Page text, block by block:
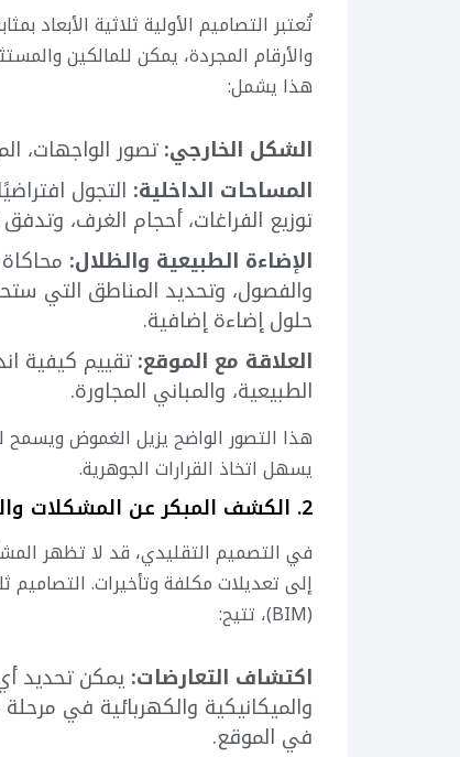
تُعتبر التصاميم الأولية ثلاثية
والأرقام المجردة، يمكن للمالكين
هذا يشمل:
الشكل الخارجي:تصور الواجهات،
المساحات الداخلية: التجول
توزيع الفراغات، أحجام الغرف،
الإضاءة الطبيعية والظلال:
والفصول، وتحديد المناطق التي
حلول إضاءة إضافية.
العلاقة مع الموقع:تقييم كيفية
الطبيعية، والمباني المجاورة.
هذا التصور الواضح يزيل الغموض
يسهل اتخاذ القرارات الجوهرية.
2. الكشف المبكر عن المشكلات والتضاربات:
في التصميم التقليدي، قد لا تظهر
إلى تعديلات مكلفة وتأخيرات. التصاميم
(BIM)، تتيح:
اكتشاف التعارضات: يمكن تحديد أي
والميكانيكية والكهربائية في
في الموقع.